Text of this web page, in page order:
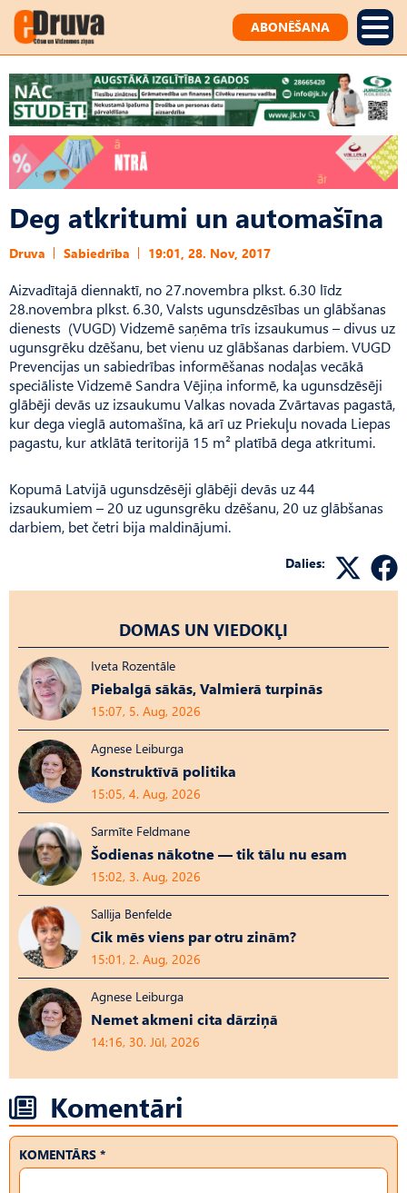
ABONĒŠANA
Deg atkritumi un automašīna
Druva Sabiedrība 19:01, 28. Nov, 2017
Aizvadītajā diennaktī, no 27.novembra plkst. 6.30 līdz
28.novembra plkst. 6.30, Valsts ugunsdzēsības un glābšanas
dienests (VUGD) Vidzemē saņēma trīs izsaukumus – divus uz
ugunsgrēku dzēšanu, bet vienu uz glābšanas darbiem. VUGD
Prevencijas un sabiedrības informēšanas nodaļas vecākā
speciāliste Vidzemē Sandra Vējiņa informē, ka ugunsdzēsēji
glābēji devās uz izsaukumu Valkas novada Zvārtavas pagastā,
kur dega vieglā automašīna, kā arī uz Priekuļu novada Liepas
pagastu, kur atklātā teritorijā 15 m² platībā dega atkritumi.
Kopumā Latvijā ugunsdzēsēji glābēji devās uz 44
izsaukumiem – 20 uz ugunsgrēku dzēšanu, 20 uz glābšanas
darbiem, bet četri bija maldinājumi.
Dalies:
DOMAS UN VIEDOKĻI
Iveta Rozentāle
Piebalgā sākās, Valmierā turpinās
15:07, 5. Aug, 2026
Agnese Leiburga
Konstruktīvā politika
15:05, 4. Aug, 2026
Sarmīte Feldmane
Šodienas nākotne — tik tālu nu esam
15:02, 3. Aug, 2026
Sallija Benfelde
Cik mēs viens par otru zinām?
15:01, 2. Aug, 2026
Agnese Leiburga
Nemet akmeni cita dārziņā
14:16, 30. Jūl, 2026
Komentāri
KOMENTĀRS *